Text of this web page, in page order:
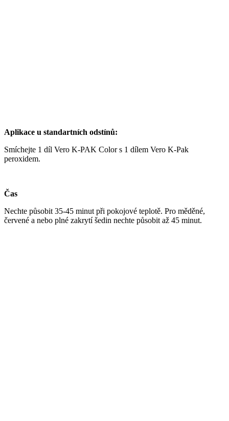
Aplikace u standartních odstínů:
Smíchejte 1 díl Vero K-PAK Color s 1 dílem Vero K-Pak
peroxidem.
Čas
Nechte působit 35-45 minut při pokojové teplotě. Pro měděné,
červené a nebo plné zakrytí šedin nechte působit až 45 minut.